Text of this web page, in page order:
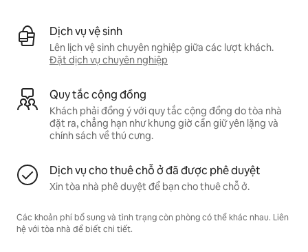
Dịch vụ vệ sinh
Lên lịch vệ sinh chuyên nghiệp giữa các lượt khách.
Đặt dịch vụ chuyên nghiệp
Quy tắc cộng đồng
Khách phải đồng ý với quy tắc cộng đồng do tòa nhà
đặt ra, chẳng hạn như khung giờ cần giữ yên lặng và
chính sách về thú cưng.
Dịch vụ cho thuê chỗ ở đã được phê duyệt
Xin tòa nhà phê duyệt để bạn cho thuê chỗ ở.
Các khoản phí bổ sung và tình trạng còn phòng có thể khác nhau. Liên
hệ với tòa nhà để biết chi tiết.